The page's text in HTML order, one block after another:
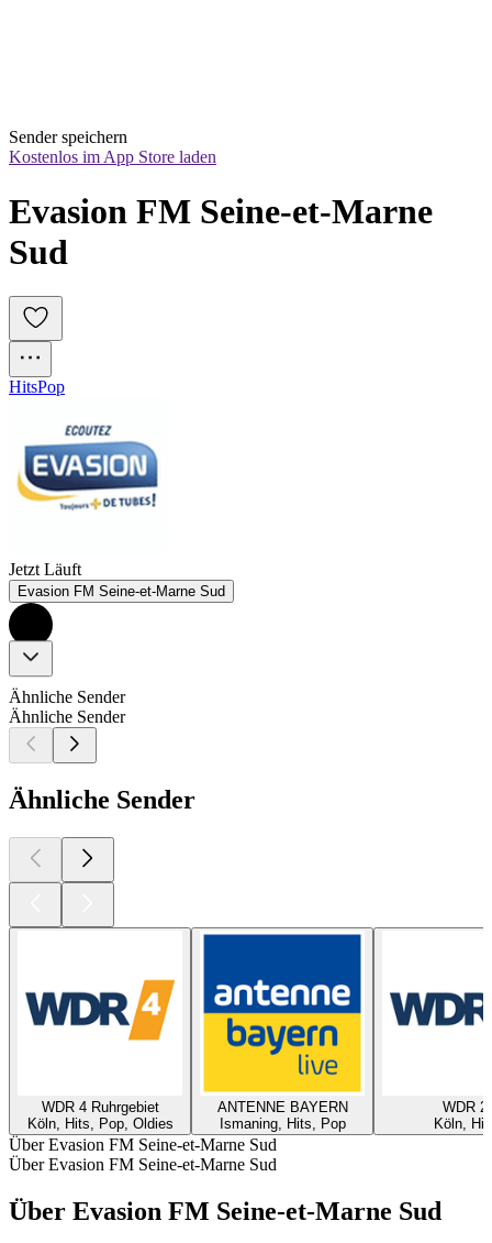
Sender speichern
Kostenlos im App Store laden
Evasion FM Seine-et-Marne
Sud
HitsPop
Jetzt Läuft
Evasion FM Seine-et-Marne Sud
Ähnliche Sender
Ähnliche Sender
Ähnliche Sender
WDR 4 Ruhrgebiet
Köln, Hits, Pop, Oldies
ANTENNE BAYERN
Ismaning, Hits, Pop
WDR 2
Köln,
Über Evasion FM Seine-et-Marne Sud
Über Evasion FM Seine-et-Marne Sud
Über Evasion FM Seine-et-Marne Sud